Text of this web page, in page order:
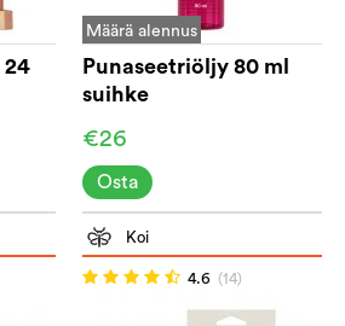
24
Määrä alennus
Punaseetriöljy 80 ml
suihke
€26
Osta
Koi
4.6 (14)